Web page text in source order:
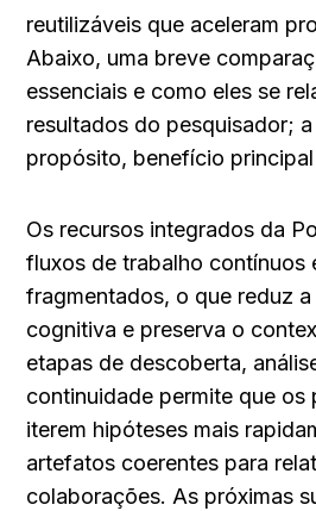
reutilizáveis que aceleram
Abaixo, uma breve
essenciais e como eles se
resultados do pesquisador;
propósito, benefício
Os recursos integrados da
fluxos de trabalho contínuos
fragmentados, o que reduz a
cognitiva e preserva o
etapas de descoberta,
continuidade permite que os
iterem hipóteses mais
artefatos coerentes para
colaborações. As próximas